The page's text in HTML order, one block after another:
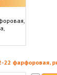
22 фарфоровая,